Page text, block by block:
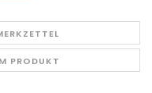
PRODUKT